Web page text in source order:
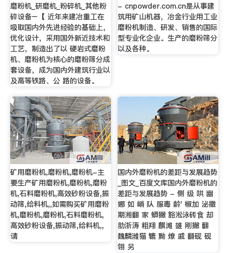
磨粉机_研磨机_粉碎机_其他粉
碎设备–【 近年来建冶重工在
吸取国内外先进经验的基础上，
优化设计，采用国外新近技术和
工艺，制造出了以 硬岩式磨粉
机、磨粉机为核心的磨粉筛分成
套设备，成为国内外建筑行业以
及高等铁路、公 路的设备。
- cnpowder.com.cn是从事建
筑用矿山机器，冶金行业用工业
磨粉机制造、研发、销售的国际
型专业化企业。生产的磨粉筛分
以及各种。
矿用磨粉机,磨粉机,磨粉机-主
要生产矿用磨粉机,磨粉机,磨粉
机,石料磨粉机,高效砂粉设备,振
动筛,给料机,,如需购买矿用磨粉
机,磨粉机,磨粉机,石料磨粉机,
高效砂粉设备,振动筛,给料机,,
请
国内外磨粉机的差距与发展趋势
_图文_百度文库国内外磨粉机的
差距与发展趋势 - 侧 级 哄 幽
娜 如 峭 队 服毒 龄' 椒加 泌撤
期湘翻 家 蟒撇 豁淞泳砖食 却
肋浙涛 粗翔 麒滩 雄 刚撇 翻
魏麟潍猫 辘 黝 燎 戚 翻砚 砚
翎 另